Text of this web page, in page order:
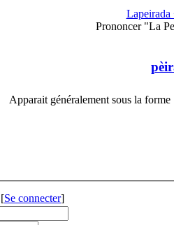
Lapeirada
Prononcer "La
Apparait généralement sous la
[Se connecter]